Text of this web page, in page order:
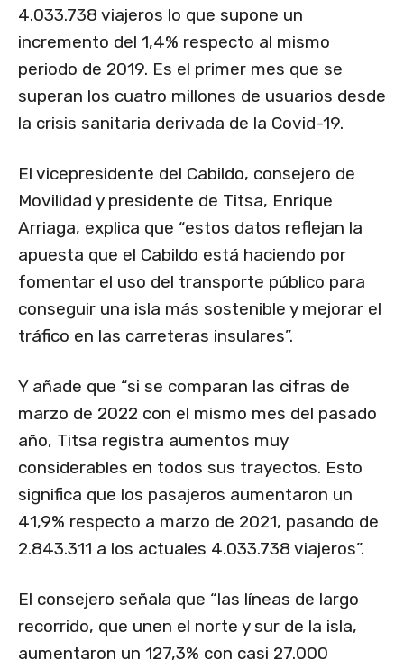
4.033.738 viajeros lo que supone un
incremento del 1,4% respecto al mismo
periodo de 2019. Es el primer mes que se
superan los cuatro millones de usuarios desde
la crisis sanitaria derivada de la Covid-19.
El vicepresidente del Cabildo, consejero de
Movilidad y presidente de Titsa, Enrique
Arriaga, explica que “estos datos reflejan la
apuesta que el Cabildo está haciendo por
fomentar el uso del transporte público para
conseguir una isla más sostenible y mejorar el
tráfico en las carreteras insulares”.
Y añade que “si se comparan las cifras de
marzo de 2022 con el mismo mes del pasado
año, Titsa registra aumentos muy
considerables en todos sus trayectos. Esto
significa que los pasajeros aumentaron un
41,9% respecto a marzo de 2021, pasando de
2.843.311 a los actuales 4.033.738 viajeros”.
El consejero señala que “las líneas de largo
recorrido, que unen el norte y sur de la isla,
aumentaron un 127,3% con casi 27.000